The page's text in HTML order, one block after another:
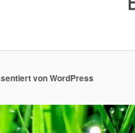
von WordPress